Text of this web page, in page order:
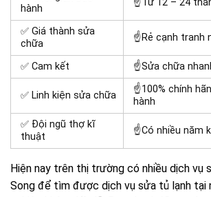
hành
✅ Giá thành sửa
chữa
☝Rẻ cạnh tranh
✅ Cam kết ☝Sửa chữa
✅ Linh kiện sửa chữa
☝100% chính
hành
✅ Đội ngũ thợ kĩ
thuật
☝Có nhiều năm
Hiện nay trên thị trường có nhiều dịch vụ
Song để tìm được dịch vụ sửa tủ lạnh tại